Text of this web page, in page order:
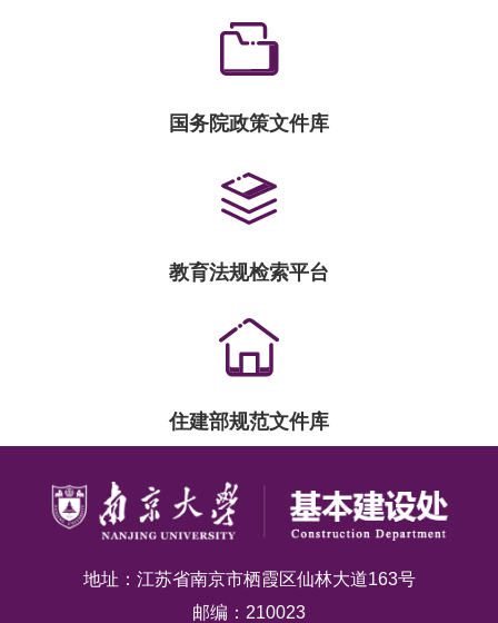
国务院政策文件库
教育法规检索平台
住建部规范文件库
地址：江苏省南京市栖霞区仙林大道163号
邮编：210023